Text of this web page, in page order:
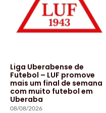
Liga Uberabense de
Futebol – LUF promove
mais um final de semana
com muito futebol em
Uberaba
08/08/2026